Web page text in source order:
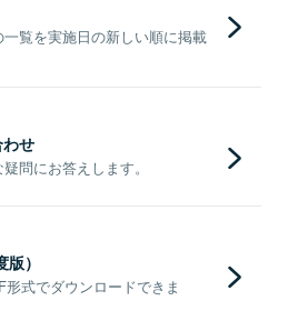
覧を実施日の新しい順に掲載
せ
問にお答えします。
）
式でダウンロードできま